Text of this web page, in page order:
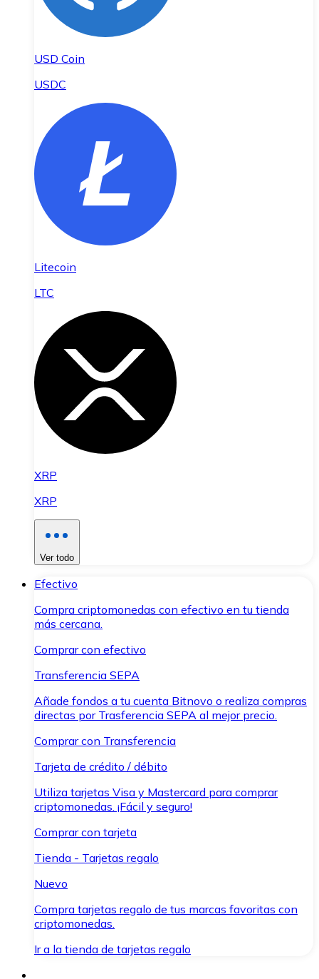
USD Coin
USDC
Litecoin
LTC
XRP
XRP
Ver todo
Efectivo
Compra criptomonedas con efectivo en tu tienda
más cercana.
Comprar con efectivo
Transferencia SEPA
Añade fondos a tu cuenta Bitnovo o realiza compras
directas por Trasferencia SEPA al mejor precio.
Comprar con Transferencia
Tarjeta de crédito / débito
Utiliza tarjetas Visa y Mastercard para comprar
criptomonedas. ¡Fácil y seguro!
Comprar con tarjeta
Tienda - Tarjetas regalo
Nuevo
Compra tarjetas regalo de tus marcas favoritas con
criptomonedas.
Ir a la tienda de tarjetas regalo